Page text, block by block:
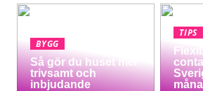
BYGG
Så gör du huset mer
trivsamt och
inbjudande
TIPS